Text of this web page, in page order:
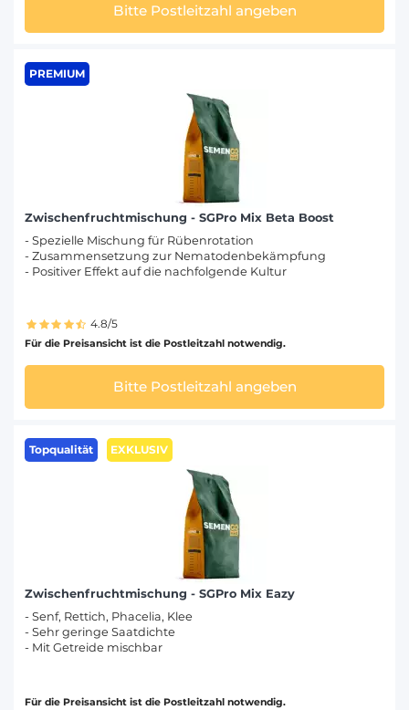
Bitte Postleitzahl angeben
PREMIUM
Zwischenfruchtmischung - SGPro Mix Beta Boost
- Spezielle Mischung für Rübenrotation
- Zusammensetzung zur Nematodenbekämpfung
- Positiver Effekt auf die nachfolgende Kultur
4.8/5
Für die Preisansicht ist die Postleitzahl notwendig.
Bitte Postleitzahl angeben
Topqualität EXKLUSIV
Zwischenfruchtmischung - SGPro Mix Eazy
- Senf, Rettich, Phacelia, Klee
- Sehr geringe Saatdichte
- Mit Getreide mischbar
Für die Preisansicht ist die Postleitzahl notwendig.